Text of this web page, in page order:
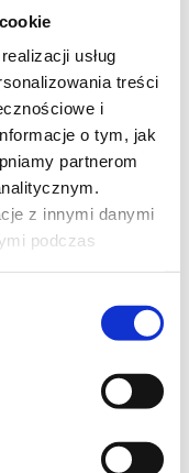
usług
treści
i
o tym, jak
partnerom
z innymi danymi
podczas
z mężem Harrym
(Aud Mason-
swojego ojca,
się z trudną rodzinną
i decyzji, których